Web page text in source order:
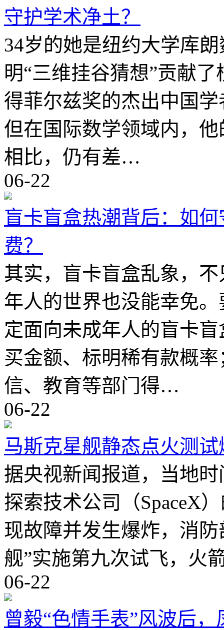
守护学术净土？
34岁的她是纽约大学库
明“三维挂谷猜想”贡献
得菲尔兹奖的杰出中国
但在国际数学领域内，
相比，仍有差…
06-22
盲卡盲盒热潮背后：如
费？
其实，盲卡盲盒乱象，
年人的世界也没能幸免
定面向未成年人的盲卡
买金额、标明稀有款概
信、教育等部门得…
06-22
马斯克星舰静态点火测
据央视新闻报道，当地
探索技术公司（SpaceX
现故障并发生爆炸，消
舰”实施第九次试飞，火
06-22
曾毅“色情手表”风波后